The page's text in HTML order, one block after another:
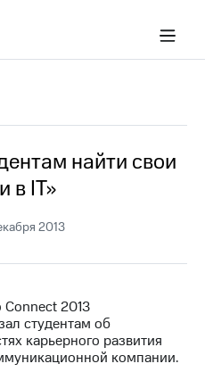
найти свои
в IT»
2013
2013
студентам об
карьерного развития
компании.